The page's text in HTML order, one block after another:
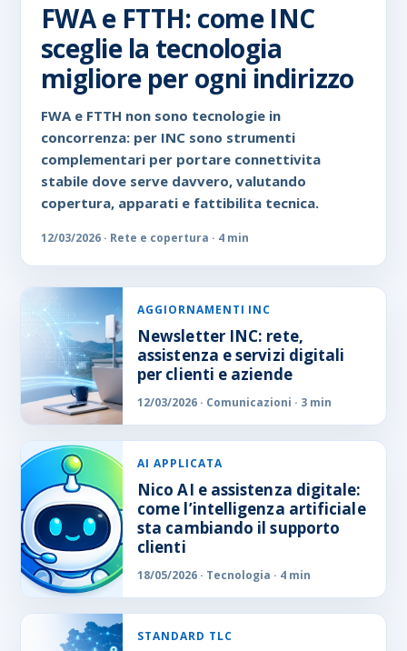
FWA e FTTH: come INC
sceglie la tecnologia
migliore per ogni indirizzo
FWA e FTTH non sono tecnologie in
concorrenza: per INC sono strumenti
complementari per portare connettivita
stabile dove serve davvero, valutando
copertura, apparati e fattibilita tecnica.
12/03/2026 · Rete e copertura · 4 min
AGGIORNAMENTI INC
Newsletter INC: rete,
assistenza e servizi digitali
per clienti e aziende
12/03/2026 · Comunicazioni · 3 min
AI APPLICATA
Nico AI e assistenza digitale:
come l’intelligenza artificiale
sta cambiando il supporto
clienti
18/05/2026 · Tecnologia · 4 min
STANDARD TLC